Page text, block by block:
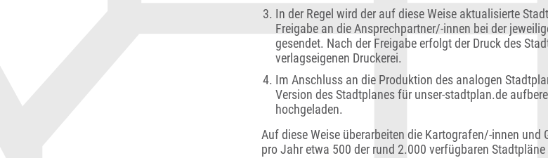
In der Regel wird der auf diese Weise aktualisierte
Freigabe an die Ansprechpartner/-innen bei der
gesendet. Nach der Freigabe erfolgt der Druck des
verlagseigenen Druckerei.
Im Anschluss an die Produktion des analogen
Version des Stadtplanes für unser-stadtplan.de
hochgeladen.
Auf diese Weise überarbeiten die Kartografen/-innen und
pro Jahr etwa 500 der rund 2.000 verfügbaren